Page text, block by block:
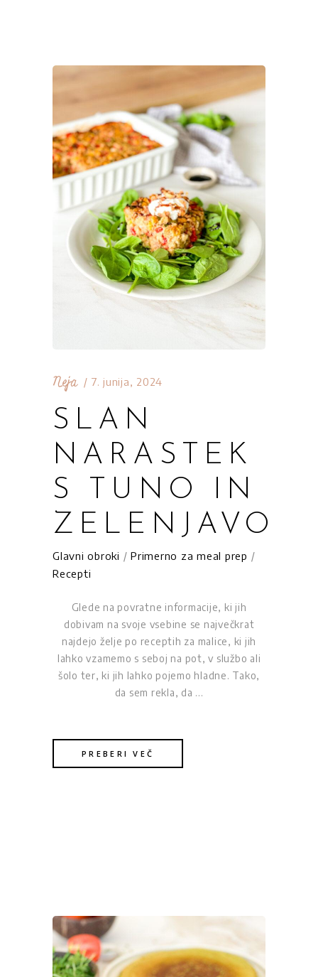
Neja 7. junija, 2024
SLAN
NARASTEK
S TUNO IN
ZELENJAVO
Glavni obroki / Primerno za meal prep /
Recepti
Glede na povratne informacije, ki jih
dobivam na svoje vsebine se največkrat
najdejo želje po receptih za malice, ki jih
lahko vzamemo s seboj na pot, v službo ali
šolo ter, ki jih lahko pojemo hladne. Tako,
da sem rekla, da
PREBERI VEČ